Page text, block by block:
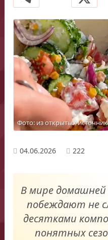
Фото: из открытых
04.06.2026 222
В мире домашней
побеждают не
десятками
понятных